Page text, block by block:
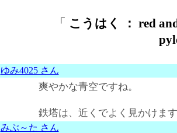
「 こうはく ： red
ゆみ4025 さん
爽やかな青空ですね。
鉄塔は、近くでよく見かけま
みぶ～た さん